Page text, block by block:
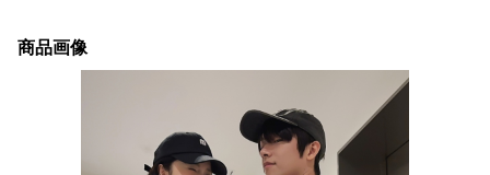
商品画像